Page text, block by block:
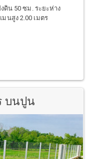
ดิน 50 ซม. ระยะห่าง
มนสูง 2.00 เมตร
บนปูน